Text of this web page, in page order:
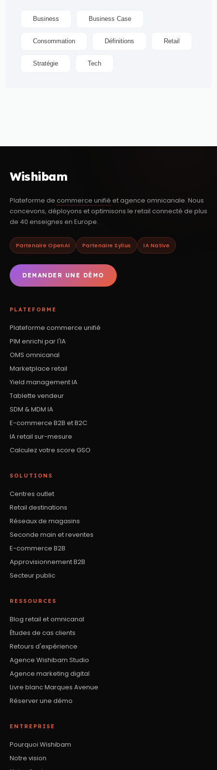
Business Business Case
Consommation Définitions Retail
Stratégie Tech
Wishibam
Plateforme de commerce unifié et agence omnicanale. Nous
concevons, déployons et optimisons le retail connecté de plus
de 40 enseignes en Europe.
Partenaire OpenAI Partenaire Sylius IA Native
DEMANDER UNE DÉMO
PLATEFORME
Plateforme commerce unifié
PIM enrichi par l'IA
OMS omnicanal
Marketplace retail
Yield management IA
Tablette vendeur
SDM & MDM IA
E-commerce B2B et B2C
IA retail sur-mesure
Calculez votre score GSO
SOLUTIONS
Centres outlet
Retail destinations
Réseaux de magasins
Seconde main et reventes
E-commerce B2B
Approvisionnement B2B
Secteur public
RESSOURCES
Blog retail et omnicanal
Études de cas clients
Retours d'expérience
Agence Wishibam Studio
Agence marketing digital
Livre blanc Marques Avenue
Réserver une démo
ENTREPRISE
Pourquoi Wishibam
Notre vision